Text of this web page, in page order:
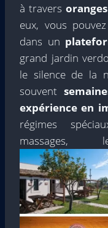
à travers
eux, vous
dans un
grand jardin
le silence de la
souvent
expérience en
régimes